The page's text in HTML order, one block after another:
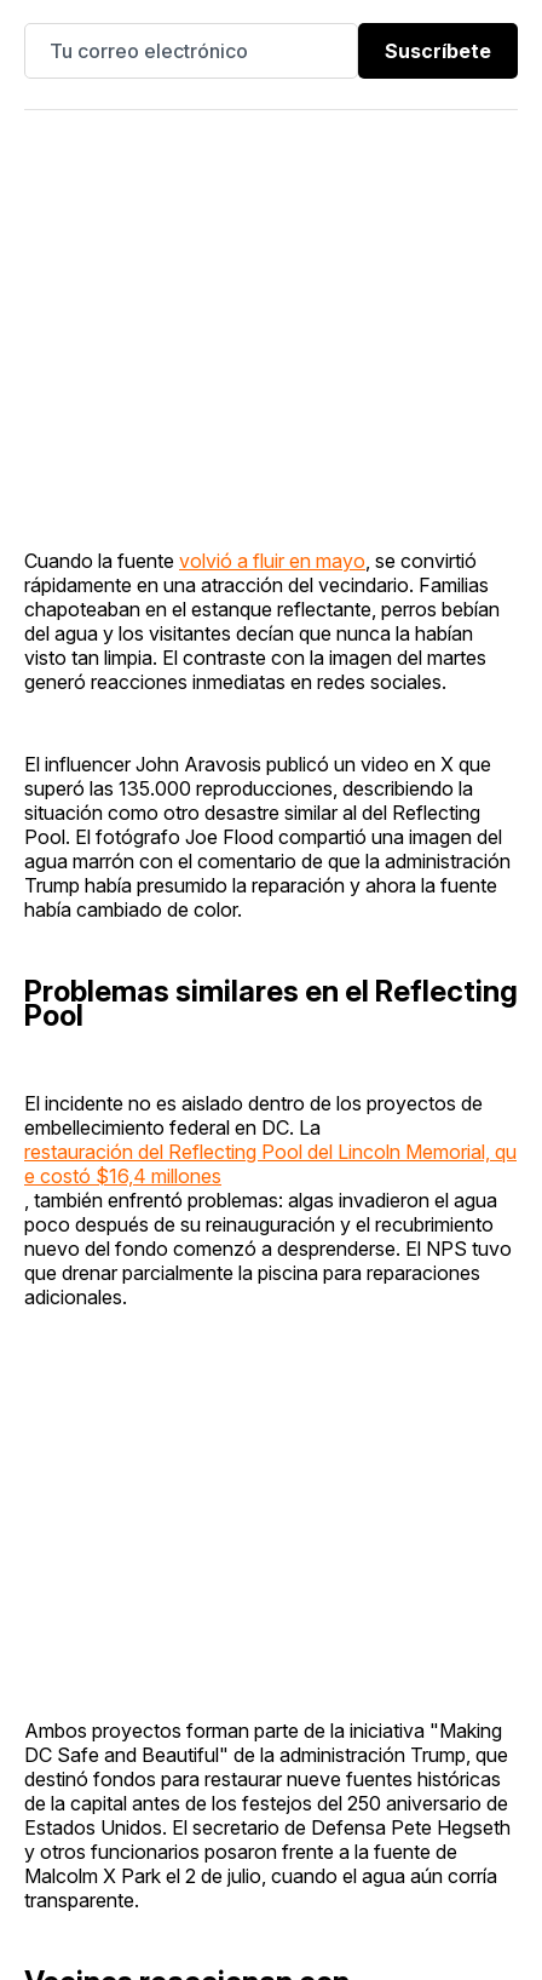
Suscríbete
Cuando la fuente volvió a fluir en mayo , se convirtió
rápidamente en una atracción del vecindario. Familias
chapoteaban en el estanque reflectante, perros bebían
del agua y los visitantes decían que nunca la habían
visto tan limpia. El contraste con la imagen del martes
generó reacciones inmediatas en redes sociales.
El influencer John Aravosis publicó un video en X que
superó las 135.000 reproducciones, describiendo la
situación como otro desastre similar al del Reflecting
Pool. El fotógrafo Joe Flood compartió una imagen del
agua marrón con el comentario de que la administración
Trump había presumido la reparación y ahora la fuente
había cambiado de color.
Problemas similares en el Reflecting
Pool
El incidente no es aislado dentro de los proyectos de
embellecimiento federal en DC. La
restauración del Reflecting Pool del Lincoln Memorial, qu
e costó $16,4 millones
, también enfrentó problemas: algas invadieron el agua
poco después de su reinauguración y el recubrimiento
nuevo del fondo comenzó a desprenderse. El NPS tuvo
que drenar parcialmente la piscina para reparaciones
adicionales.
Ambos proyectos forman parte de la iniciativa "Making
DC Safe and Beautiful" de la administración Trump, que
destinó fondos para restaurar nueve fuentes históricas
de la capital antes de los festejos del 250 aniversario de
Estados Unidos. El secretario de Defensa Pete Hegseth
y otros funcionarios posaron frente a la fuente de
Malcolm X Park el 2 de julio, cuando el agua aún corría
transparente.